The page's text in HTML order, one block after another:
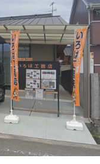
Instagram